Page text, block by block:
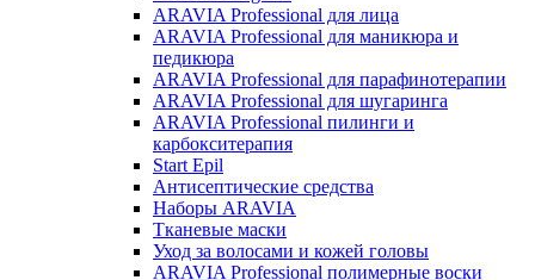
ARAVIA Professional для лица
ARAVIA Professional для маникюра и
педикюра
ARAVIA Professional для парафинотерапии
ARAVIA Professional для шугаринга
ARAVIA Professional пилинги и
карбокситерапия
Start Epil
Антисептические средства
Наборы ARAVIA
Тканевые маски
Уход за волосами и кожей головы
ARAVIA Professional полимерные воски